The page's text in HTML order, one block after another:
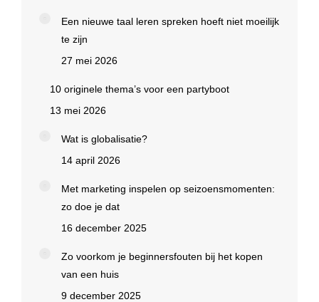
Een nieuwe taal leren spreken hoeft niet moeilijk
te zijn
27 mei 2026
10 originele thema’s voor een partyboot
13 mei 2026
Wat is globalisatie?
14 april 2026
Met marketing inspelen op seizoensmomenten:
zo doe je dat
16 december 2025
Zo voorkom je beginnersfouten bij het kopen
van een huis
9 december 2025